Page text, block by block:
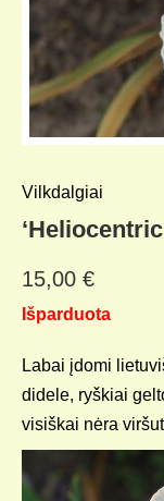
Vilkdalgiai
15,00 €
Išparduota
Labai įdomi
didele, ryškiai
visiškai nėra